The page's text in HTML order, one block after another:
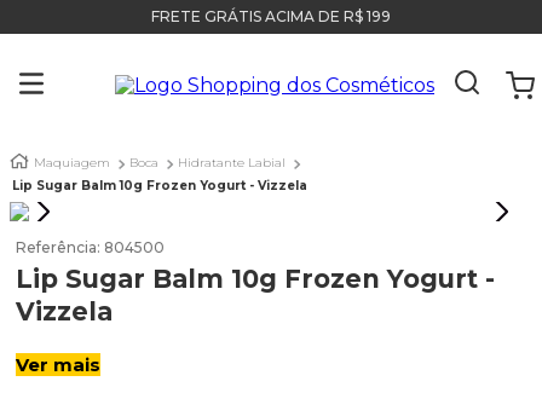
FRETE GRÁTIS ACIMA DE R$ 199
Maquiagem Boca
Hidratante Labial
Lip Sugar Balm 10g Frozen Yogurt - Vizzela
Referência: 804500
Lip Sugar Balm 10g Frozen Yogurt -
Vizzela
Ver mais